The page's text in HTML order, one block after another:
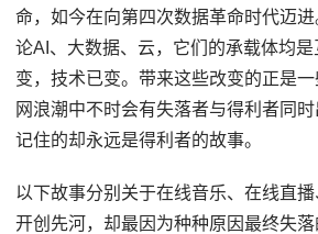
命，如今在向第四次数据革命时代迈
论AI、大数据、云，它们的承载体均
变，技术已变。带来这些改变的正是
网浪潮中不时会有失落者与得利者同时
记住的却永远是得利者的故事。
以下故事分别关于在线音乐、在线直
开创先河，却最因为种种原因最终失落